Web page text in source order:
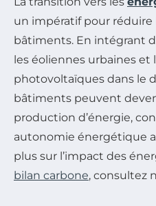
un impératif pour réduire
bâtiments. En intégrant
les éoliennes urbaines et
photovoltaïques dans le
bâtiments peuvent
production d’énergie,
autonomie énergétique
plus sur l’impact des
bilan carbone, consultez